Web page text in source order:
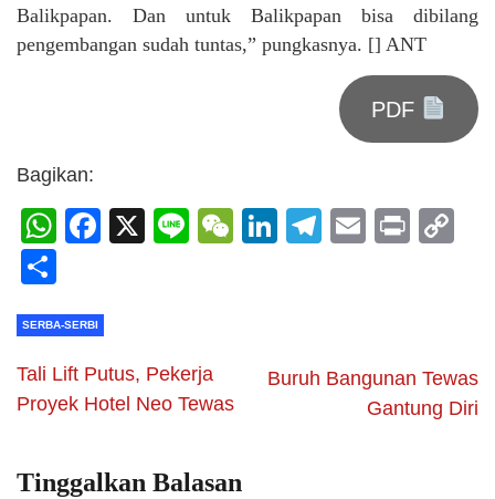
Balikpapan. Dan untuk Balikpapan bisa dibilang
pengembangan sudah tuntas,” pungkasnya. [] ANT
PDF
Bagikan:
WhatsApp
Facebook
X LineWeChat
LinkedIn
Telegram
Email
Print
SERBA-SERBI
Tali Lift Putus, Pekerja
Proyek Hotel Neo Tewas
Buruh Bangunan Tewas
Gantung Diri
Tinggalkan Balasan